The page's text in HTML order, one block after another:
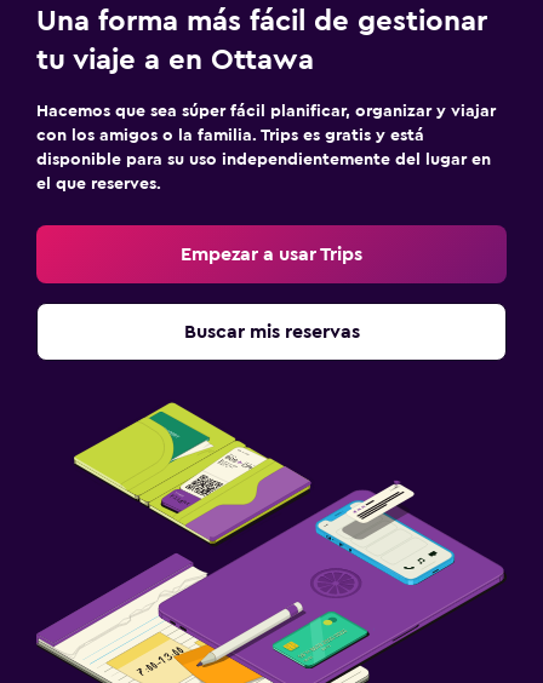
Una forma más fácil de gestionar
tu viaje a en Ottawa
Hacemos que sea súper fácil planificar, organizar y viajar
con los amigos o la familia. Trips es gratis y está
disponible para su uso independientemente del lugar en
el que reserves.
Empezar a usar Trips
Buscar mis reservas